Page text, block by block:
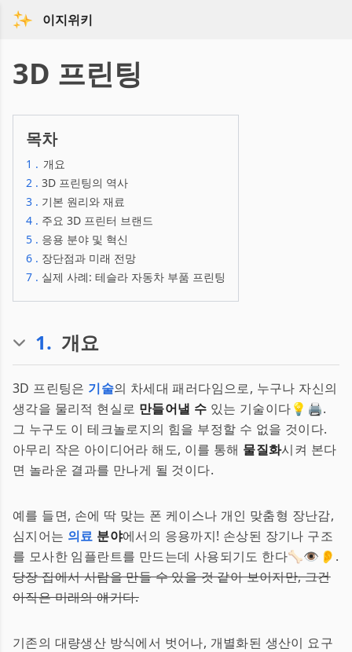
이지위키
3D 프린팅
목차
1 . 개요
2 . 3D 프린팅의 역사
3 . 기본 원리와 재료
4 . 주요 3D 프린터 브랜드
5 . 응용 분야 및 혁신
6 . 장단점과 미래 전망
7 . 실제 사례: 테슬라 자동차 부품 프린팅
1. 개요
3D 프린팅은 기술의 차세대 패러다임으로, 누구나 자신의
생각을 물리적 현실로 만들어낼 수 있는 기술이다💡🖨️.
그 누구도 이 테크놀로지의 힘을 부정할 수 없을 것이다.
아무리 작은 아이디어라 해도, 이를 통해 물질화시켜 본다
면 놀라운 결과를 만나게 될 것이다.
예를 들면, 손에 딱 맞는 폰 케이스나 개인 맞춤형 장난감,
심지어는 의료 분야에서의 응용까지! 손상된 장기나 구조
를 모사한 임플란트를 만드는데 사용되기도 한다🦴👁️👂.
당장 집에서 사람을 만들 수 있을 것 같아 보이지만, 그건
아직은 미래의 얘기다.
기존의 대량생산 방식에서 벗어나, 개별화된 생산이 요구